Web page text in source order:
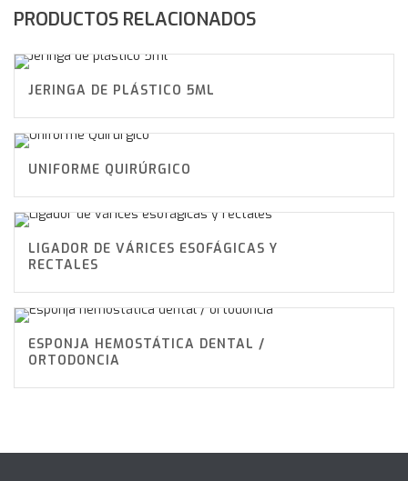
PRODUCTOS RELACIONADOS
JERINGA DE PLÁSTICO 5ML
UNIFORME QUIRÚRGICO
LIGADOR DE VÁRICES ESOFÁGICAS Y
RECTALES
ESPONJA HEMOSTÁTICA DENTAL /
ORTODONCIA